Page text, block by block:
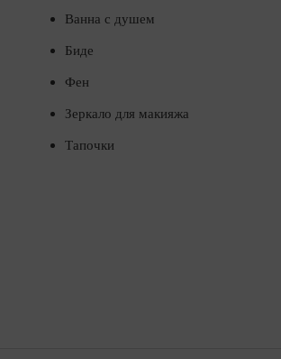
Ванна с душем
Биде
Фен
Зеркало для макияжа
Тапочки